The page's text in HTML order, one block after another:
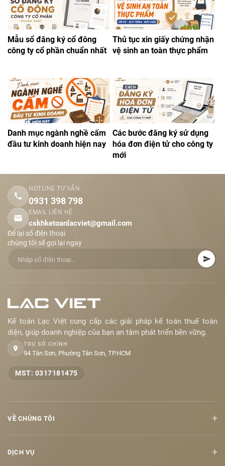
Mẫu sổ đăng ký cổ đông
công ty cổ phần chuẩn nhất
Thủ tục xin giấy chứng nhận
vệ sinh an toàn thực phẩm
Danh mục ngành nghề cấm
đầu tư kinh doanh hiện nay
Các bước đăng ký sử dụng
hóa đơn điện tử cho công ty
mới
HOTLINE TƯ VẤN
0931 398 798
EMAIL LIÊN HỆ
cskhketoanlacviet@gmail.com
Để lại số điện thoại
chúng tôi sẽ gọi lại ngay
Kế toán Lạc Việt cung cấp các giải pháp kế toán thuế toàn
diện, giúp doanh nghiệp của bạn an tâm phát triển bền vững.
TRỤ SỞ CHÍNH
94 Tân Sơn, Phường Tân Sơn, TP.HCM
MST: 0317181475
VỀ CHÚNG TÔI +
DỊCH VỤ +